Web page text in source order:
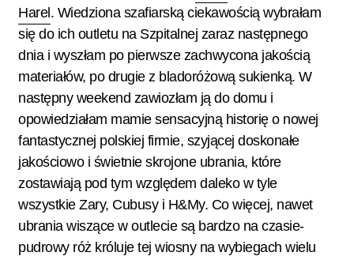
Harel . Wiedziona szafiarską ciekawością wybrałam
się do ich outletu na Szpitalnej zaraz następnego
dnia i wyszłam po pierwsze zachwycona jakością
materiałów, po drugie z bladoróżową sukienką. W
następny weekend zawiozłam ją do domu i
opowiedziałam mamie sensacyjną historię o nowej
fantastycznej polskiej firmie, szyjącej doskonałe
jakościowo i świetnie skrojone ubrania, które
zostawiają pod tym względem daleko w tyle
wszystkie Zary, Cubusy i H&My. Co więcej, nawet
ubrania wiszące w outlecie są bardzo na czasie-
pudrowy róż króluje tej wiosny na wybiegach wielu